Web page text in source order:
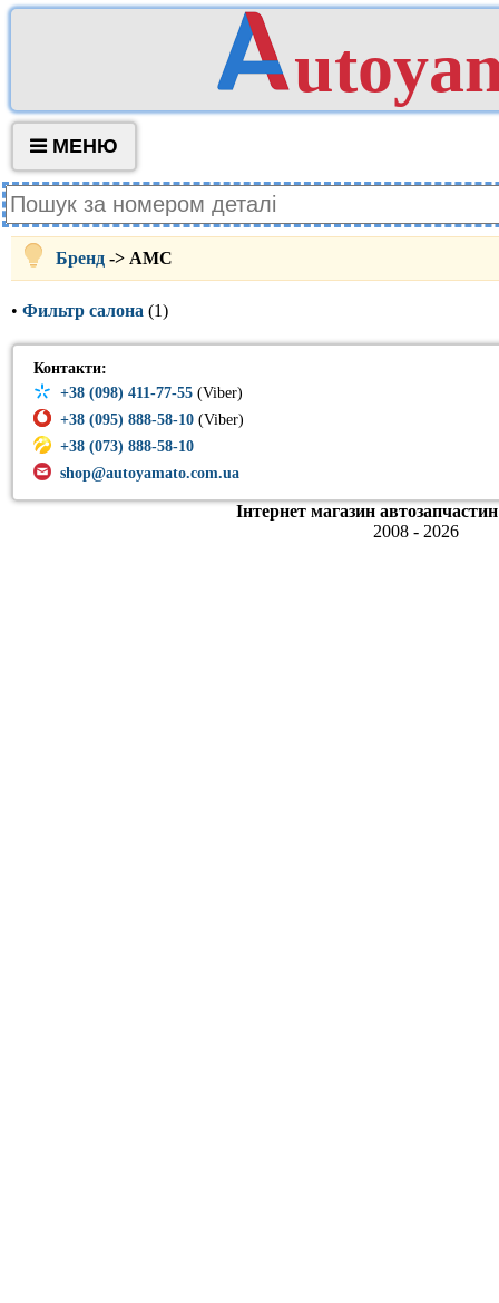
МЕНЮ
Бренд -> AMC
• Фильтр салона (1)
Контакти:
+38 (098) 411-77-55 (Viber)
+38 (095) 888-58-10 (Viber)
+38 (073) 888-58-10
shop@autoyamato.com.ua
Інтернет магазин
2008 - 2026